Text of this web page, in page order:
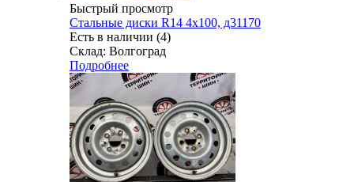
Быстрый просмотр
Стальные диски R14 4x100, д31170
Есть в наличии (4)
Склад: Волгоград
Подробнее